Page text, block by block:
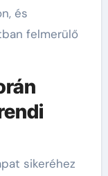
és
felmerülő
sikeréhez